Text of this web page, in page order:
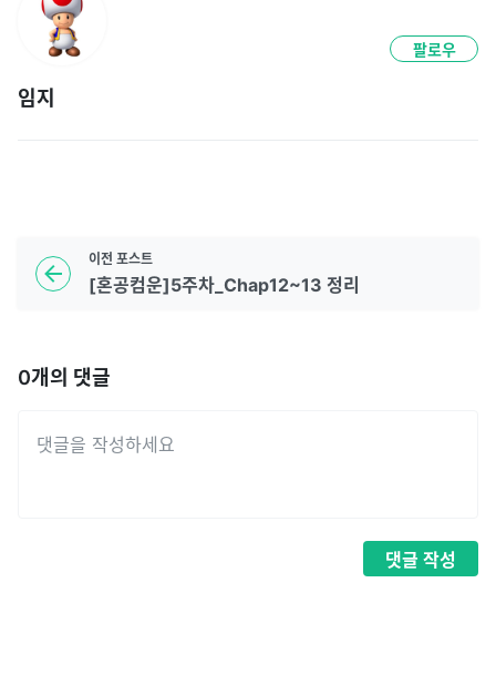
임지
팔로우
이전 포스트
[혼공컴운]5주차_Chap12~13 정리
0개의 댓글
댓글 작성